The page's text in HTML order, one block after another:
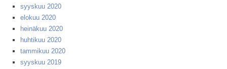
syyskuu 2020
elokuu 2020
heinäkuu 2020
huhtikuu 2020
tammikuu 2020
syyskuu 2019